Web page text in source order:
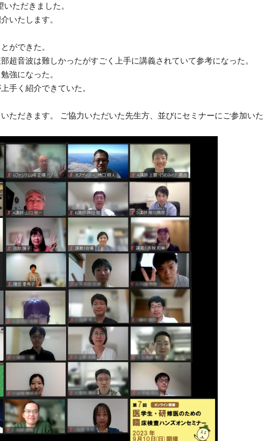
ただきました。
いたします。
ができた。
超音波は難しかったがすごく上手に講義されていて参考になった。
強になった。
手く紹介できていた。
ただきます。 ご協力いただいた先生方、並びにセミナーにご参加いた